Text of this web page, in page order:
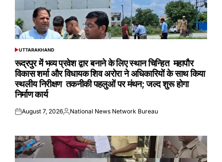
POSTED
UTTARAKHAND
रूद्रपुर में भव्य प्रवेश द्वार बनाने के लिए स्थान चिन्हित महापौर
विकास शर्मा और विधायक शिव अरोरा ने अधिकारियों के साथ किया
स्थलीय निरीक्षण तकनीकी पहलुओं पर मंथन; जल्द शुरू होगा
निर्माण कार्य
Posted
August 7, 2026Posted
National News Network Bureau